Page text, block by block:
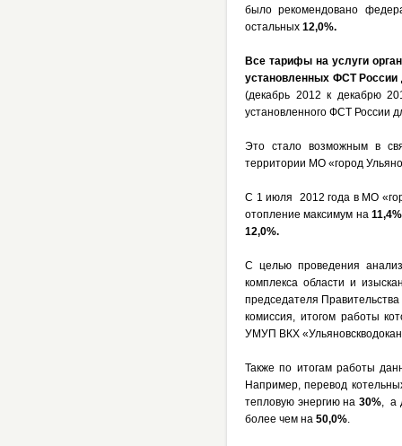
было рекомендовано
остальных 12,0%.
Все тарифы на услуги
установленных ФСТ России
(декабрь 2012 к декабрю
установленного ФСТ России
Это стало возможным в
территории МО «город
С 1 июля 2012 года в МО
отопление максимум на
12,0%.
С целью проведения
комплекса области и
председателя
комиссия, итогом работы
УМУП ВКХ
Также по итогам работы
Например, перевод
тепловую энергию на 30%, а
более чем на 50,0%.